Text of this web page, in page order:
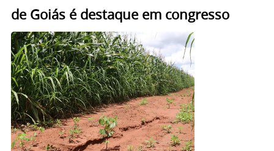
de Goiás é destaque em congresso